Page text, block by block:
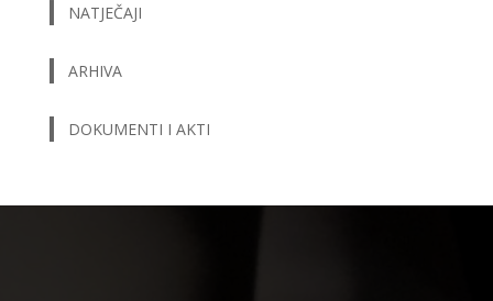
NATJEČAJI
ARHIVA
DOKUMENTI I AKTI